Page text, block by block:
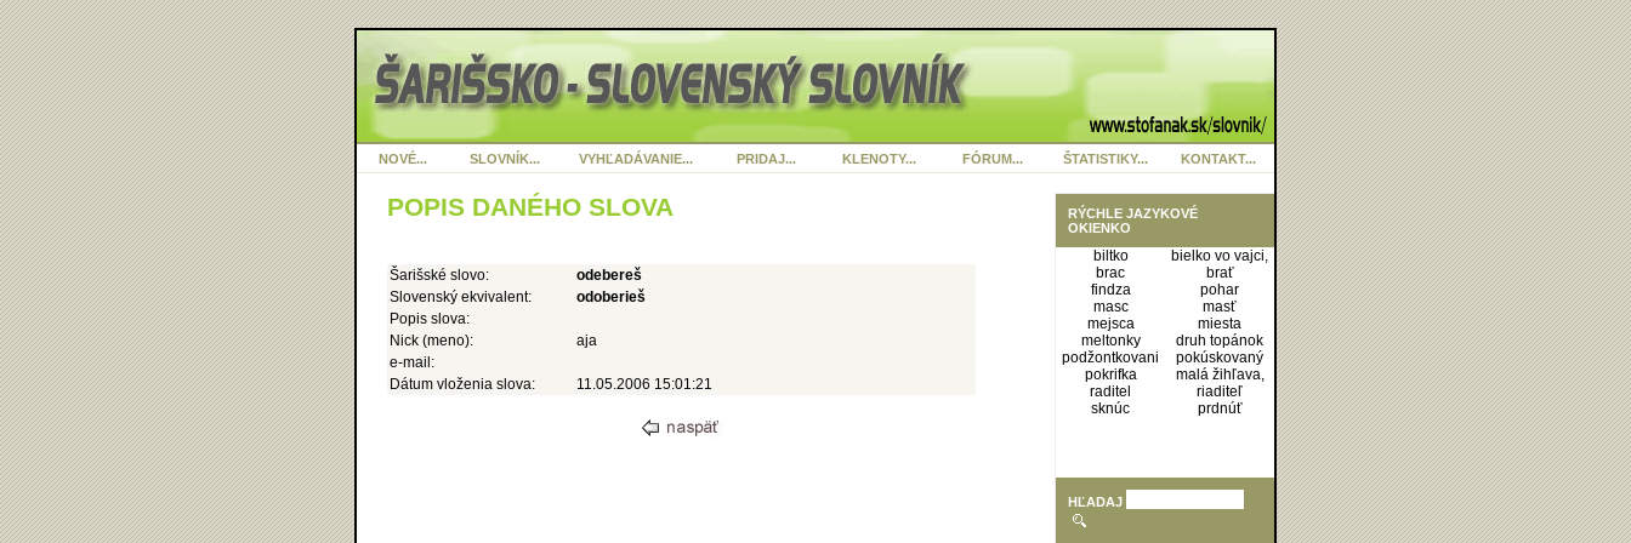
NOVÉ... SLOVNÍK... VYHĽADÁVANIE... PRIDAJ... KLENOTY... FÓRUM... ŠTATISTIKY... KONTAKT...
RÝCHLE JAZYKOVÉ
OKIENKO
biltko
bielko vo vajci,
brac
brať
findza
pohar
masc
masť
mejsca
miesta
meltonky
druh topánok
podžontkovani
pokúskovaný
pokrifka
malá žihľava,
raditel
riaditeľ
sknúc
prdnúť
HĽADAJ
POPIS DANÉHO SLOVA
Šarišské slovo:
odebereš
Slovenský ekvivalent:
odoberieš
Popis slova:
Nick (meno):
aja
e-mail:
Dátum vloženia slova:
11.05.2006 15:01:21